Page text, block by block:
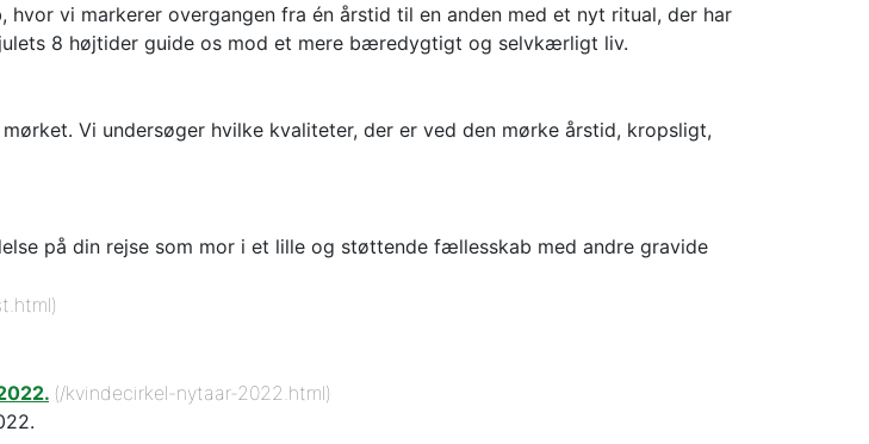
vi markerer overgangen fra én årstid til en anden med et nyt ritual, der har
8 højtider guide os mod et mere bæredygtigt og selvkærligt liv.
Vi undersøger hvilke kvaliteter, der er ved den mørke årstid, kropsligt,
på din rejse som mor i et lille og støttende fællesskab med andre gravide
(/kvindecirkel-nytaar-2022.html)